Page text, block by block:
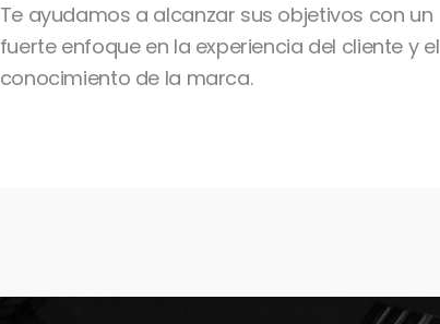
Te ayudamos a alcanzar sus objetivos con un
fuerte enfoque en la experiencia del cliente y el
conocimiento de la marca.